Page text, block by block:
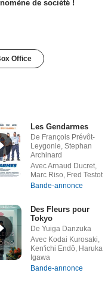
de société !
Office
Les Gendarmes
De François Prévôt-
Leygonie, Stephan
Archinard
Avec Arnaud Ducret,
Marc Riso, Fred Testot
Bande-annonce
Des Fleurs pour
Tokyo
De Yuiga Danzuka
Avec Kodai Kurosaki,
Ken'ichi Endô, Haruka
Igawa
Bande-annonce